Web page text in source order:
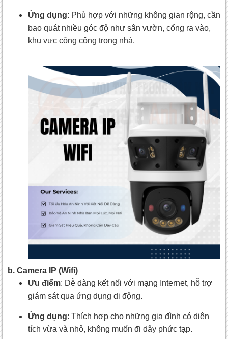
Ứng dụng: Phù hợp với những không gian rộng, cần
bao quát nhiều góc độ như sân vườn, cổng ra vào,
khu vực công cộng trong nhà.
b. Camera IP (Wifi)
Ưu điểm: Dễ dàng kết nối với mạng Internet, hỗ trợ
giám sát qua ứng dụng di động.
Ứng dụng: Thích hợp cho những gia đình có diện
tích vừa và nhỏ, không muốn đi dây phức tạp.